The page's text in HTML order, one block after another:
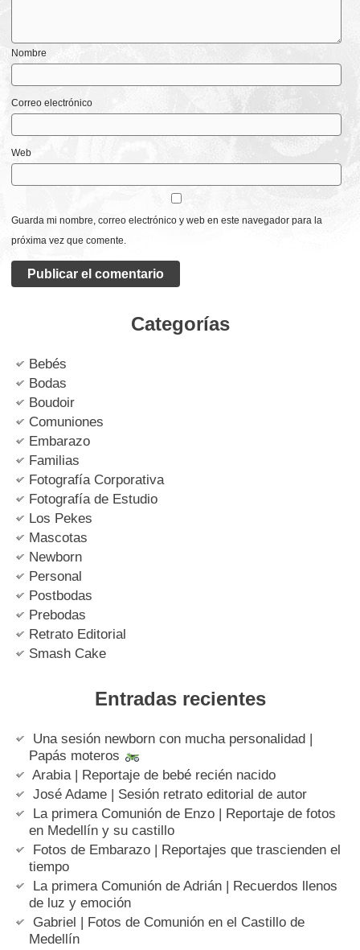
Nombre
Correo electrónico
Web
Guarda mi nombre, correo electrónico y web en este navegador para la
próxima vez que comente.
Categorías
Bebés
Bodas
Boudoir
Comuniones
Embarazo
Familias
Fotografía Corporativa
Fotografía de Estudio
Los Pekes
Mascotas
Newborn
Personal
Postbodas
Prebodas
Retrato Editorial
Smash Cake
Entradas recientes
Una sesión newborn con mucha personalidad |
Papás moteros
Arabia | Reportaje de bebé recién nacido
José Adame | Sesión retrato editorial de autor
La primera Comunión de Enzo | Reportaje de fotos
en Medellín y su castillo
Fotos de Embarazo | Reportajes que trascienden el
tiempo
La primera Comunión de Adrián | Recuerdos llenos
de luz y emoción
Gabriel | Fotos de Comunión en el Castillo de
Medellín